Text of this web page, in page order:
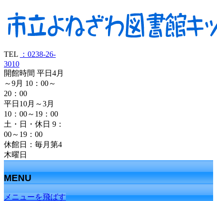
TEL
：0238-26-
3010
開館時間 平日4月
～9月 10：00～
20：00
平日10月～3月
10：00～19：00
土・日・休日 9：
00～19：00
休館日：毎月第4
木曜日
MENU
メニューを飛ばす